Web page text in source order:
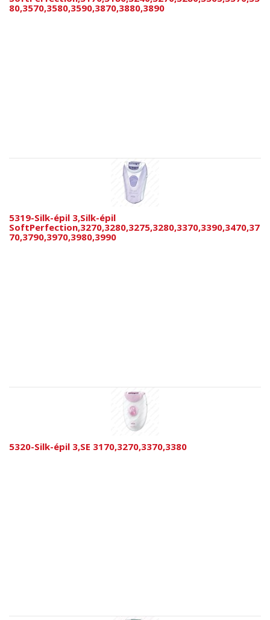
80,3570,3580,3590,3870,3880,3890
5319-Silk-épil 3,Silk-épil
SoftPerfection,3270,3280,3275,3280,3370,3390,3470,37
70,3790,3970,3980,3990
5320-Silk-épil 3,SE 3170,3270,3370,3380